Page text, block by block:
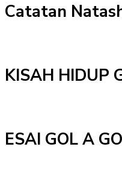
Catatan
KISAH HIDUP
ESAI GOL A